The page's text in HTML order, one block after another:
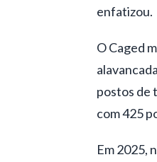
enfatizou.
O Caged
postos de
com 425
Em 2025,